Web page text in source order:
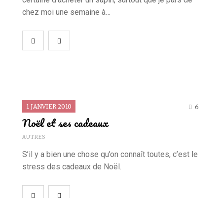
chez moi une semaine à…
1 JANVIER 2010 6
Noël et ses cadeaux
AUTRES
S’il y a bien une chose qu’on connaît toutes, c’est le
stress des cadeaux de Noël.